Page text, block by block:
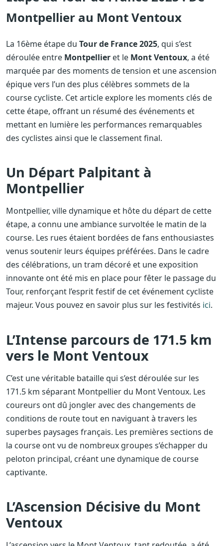
Montpellier au Mont Ventoux
La 16ème étape du Tour de France 2025, qui s’est
déroulée entre Montpellier et le Mont Ventoux, a été
marquée par des moments de tension et une ascension
épique vers l’un des plus célèbres sommets de la
course cycliste. Cet article explore les moments clés de
cette étape, offrant un résumé des événements et
mettant en lumière les performances remarquables
des cyclistes ainsi que le classement final.
Un Départ Palpitant à
Montpellier
Montpellier, ville dynamique et hôte du départ de cette
étape, a connu une ambiance survoltée le matin de la
course. Les rues étaient bordées de fans enthousiastes
venus soutenir leurs équipes préférées. Dans le cadre
des célébrations, un tram décoré et une exposition
innovante ont été mis en place pour fêter le passage du
Tour, renforçant l’esprit festif de cet événement cycliste
majeur. Vous pouvez en savoir plus sur les festivités ici.
L’Intense parcours de 171.5 km
vers le Mont Ventoux
C’est une véritable bataille qui s’est déroulée sur les
171.5 km séparant Montpellier du Mont Ventoux. Les
coureurs ont dû jongler avec des changements de
conditions de route tout en naviguant à travers les
superbes paysages français. Les premières sections de
la course ont vu de nombreux groupes s’échapper du
peloton principal, créant une dynamique de course
captivante.
L’Ascension Décisive du Mont
Ventoux